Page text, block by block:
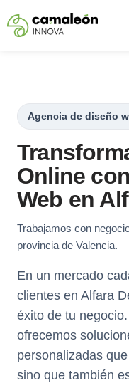
Saltar
Agencia de diseño
Online
Web en
Trabajamos con
provincia de Valencia.
En un mercado
clientes en Alfara
éxito de tu
ofrecemos
personalizadas
sino que también